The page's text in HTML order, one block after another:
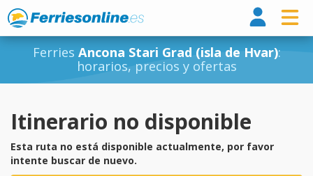
Ferries Ancona Stari Grad (isla de Hvar):
horarios, precios y ofertas
Itinerario no disponible
Esta ruta no está disponible actualmente, por favor
intente buscar de nuevo.